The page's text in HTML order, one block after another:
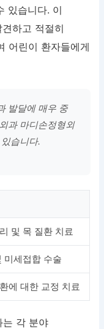
있습니다. 이
하고 적절히
어린이 환자들에게
발달에 매우 중
과 마디손정형외
습니다.
및 목 질환 치료
미세접합 수술
에 대한 교정 치료
는 각 분야